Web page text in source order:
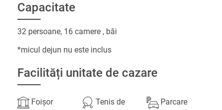
Capacitate
32 persoane, 16 camere , băi
*micul dejun nu este inclus
Facilități unitate de cazare
Foișor
Tenis de
Parcare